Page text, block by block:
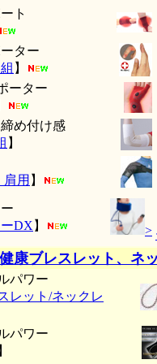
ト
ター
】
ーター
め付け感
】
用 】
DX 】 >
健康ブレスレット、ネ
パワー
レット/ネックレ
パワー
】